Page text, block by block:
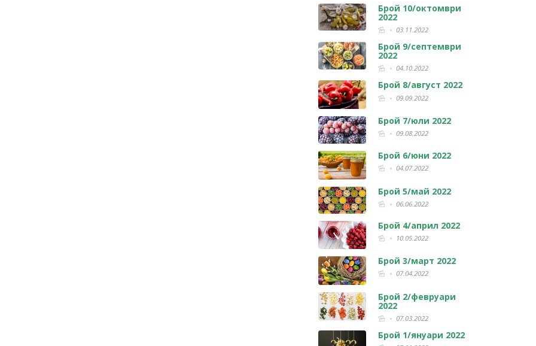
Брой 10/октомври
2022
03.11.2022
Брой 9/септември
2022
04.10.2022
Брой 8/август 2022
09.09.2022
Брой 7/юли 2022
09.08.2022
Брой 6/юни 2022
04.07.2022
Брой 5/май 2022
06.06.2022
Брой 4/април 2022
10.05.2022
Брой 3/март 2022
07.04.2022
Брой 2/февруари
2022
07.03.2022
Брой 1/януари 2022